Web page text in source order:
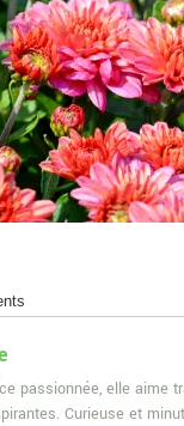
passionnée, elle aime
Curieuse et